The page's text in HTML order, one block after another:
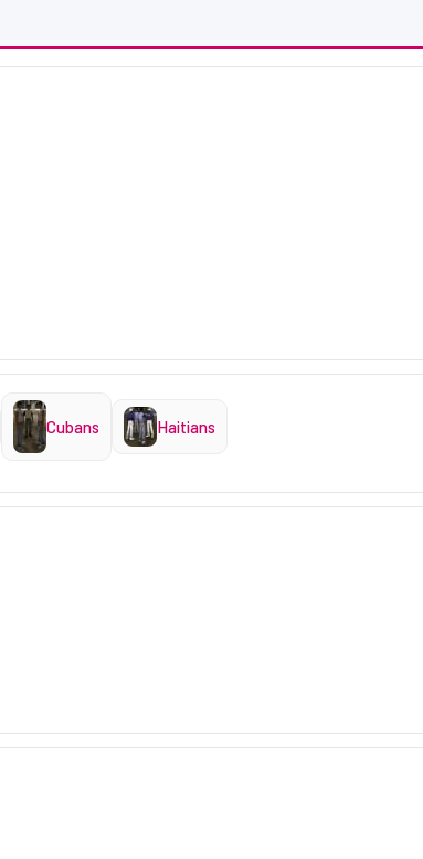
Cubans Haitians